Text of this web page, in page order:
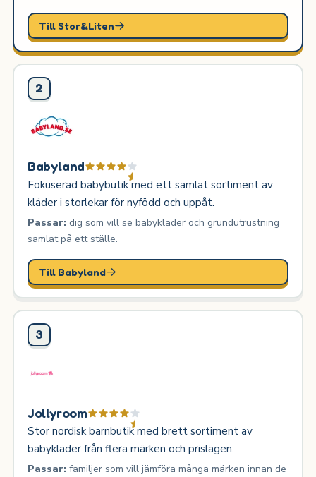
Till Stor&Liten
2
Babyland
Fokuserad babybutik med ett samlat sortiment av
kläder i storlekar för nyfödd och uppåt.
Passar:dig som vill se babykläder och grundutrustning
samlat på ett ställe.
Till Babyland
3
Jollyroom
Stor nordisk barnbutik med brett sortiment av
babykläder från flera märken och prislägen.
Passar:familjer som vill jämföra många märken innan de